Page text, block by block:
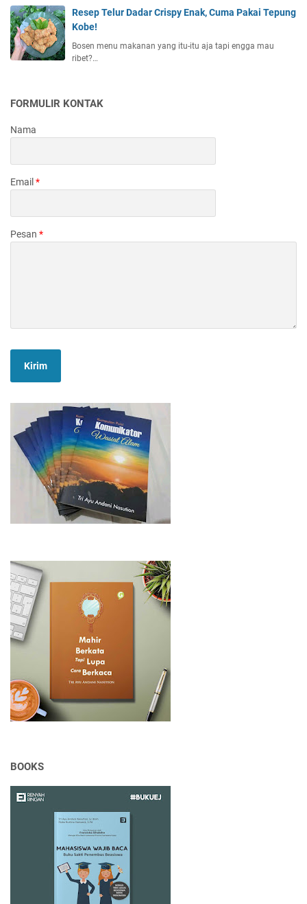
Resep Telur Dadar Crispy Enak, Cuma Pakai Tepung
Kobe!
Bosen menu makanan yang itu-itu aja tapi engga mau
ribet?…
FORMULIR KONTAK
Nama
Email *
Pesan *
BOOKS